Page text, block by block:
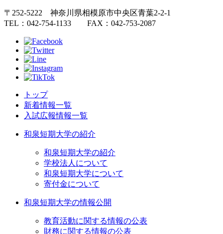
〒252-5222 神奈川県相模原市中央区青葉2-2-1
TEL：042-754-1133 FAX：042-753-2087
トップ
新着情報一覧
入試広報情報一覧
和泉短期大学の紹介
和泉短期大学の紹介
学校法人について
和泉短期大学について
寄付金について
和泉短期大学の情報公開
教育活動に関する情報の公表
財務に関する情報の公表